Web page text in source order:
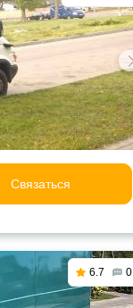
Связаться
6.7 0